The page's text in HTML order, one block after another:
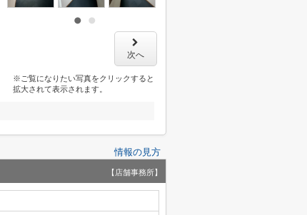
次へ
※ご覧になりたい写真をクリックすると
拡大されて表示されます。
情報の見方
【店舗事務所】